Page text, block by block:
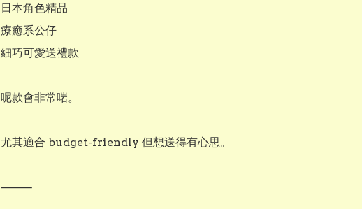
日本角色精品
療癒系公仔
細巧可愛送禮款
呢款會非常啱。
尤其適合 budget-friendly 但想送得有心思。
⸻